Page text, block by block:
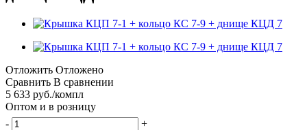
Отложить Отложено
Сравнить В сравнении
5 633 руб./компл
Оптом и в розницу
-
+